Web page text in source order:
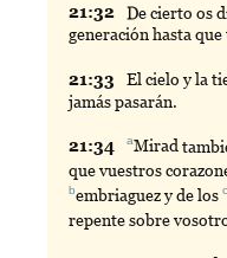
21:32 Decierto os
generación hasta
21:33 El cielo y la
jamás pasarán.
21:34 aMirad
que vuestros
bembriaguezy de losc
repente sobre